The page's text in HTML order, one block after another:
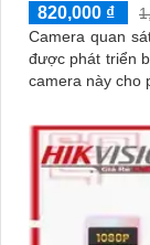
820,000 ₫
Camera quan
được phát triển bởi
camera này cho